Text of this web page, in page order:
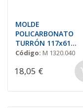
MOLDE
POLICARBONATO
TURRÓN 117x61
H=13mm (4und.)
Código: M 1320.040
18,05 €